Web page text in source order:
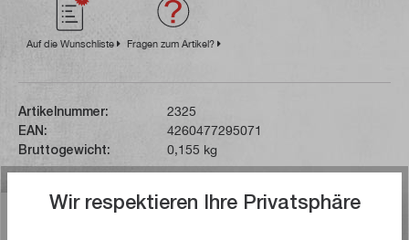
Auf die Wunschliste Fragen zum Artikel?
Artikelnummer:
2325
EAN:
4260477295071
Bruttogewicht:
0,155 kg
Beschreibung
Wir respektieren Ihre Privatsphäre